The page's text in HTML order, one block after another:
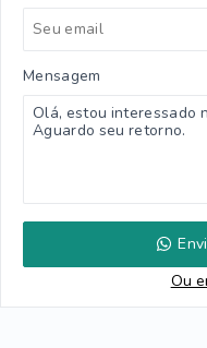
Mensagem
Ou e